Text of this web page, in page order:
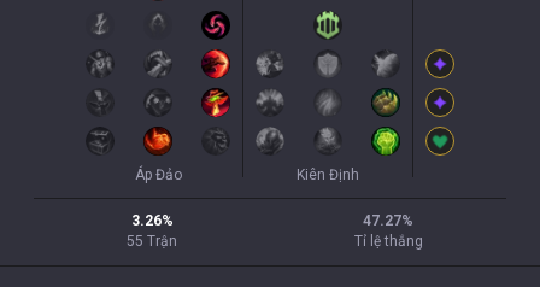
Áp Đảo Kiên Định
3.26%
55 Trận
47.27%
Tỉ lệ thắng